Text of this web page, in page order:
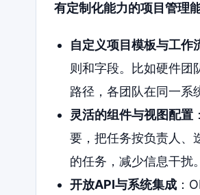
有定制化能力的项目管理
自定义项目模板与工作
则和字段。比如硬件团
路径，各团队在同一系
灵活的组件与视图配置
要，把任务按负责人、
的任务，减少信息干扰。
开放API与系统集成：